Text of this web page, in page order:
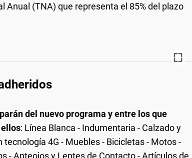
Anual (TNA) que representa el 85% del plazo
del nuevo programa y entre los que
: Línea Blanca - Indumentaria - Calzado y
4G - Muebles - Bicicletas - Motos -
- Anteojos y Lentes de Contacto - Artículos de